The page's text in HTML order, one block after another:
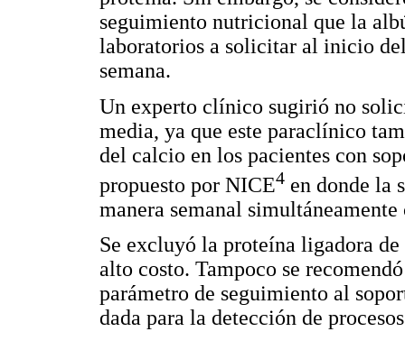
seguimiento nutricional que la
laboratorios a solicitar al inicio
semana.
Un experto clínico sugirió no
media, ya que este paraclínico
del calcio en los pacientes con
propuesto por NICE4 en donde la
manera semanal
Se excluyó la proteína ligadora
alto costo. Tampoco se
parámetro de seguimiento al
dada para la detección de